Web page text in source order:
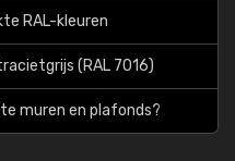
RAL-kleuren
(RAL 7016)
muren en plafonds?